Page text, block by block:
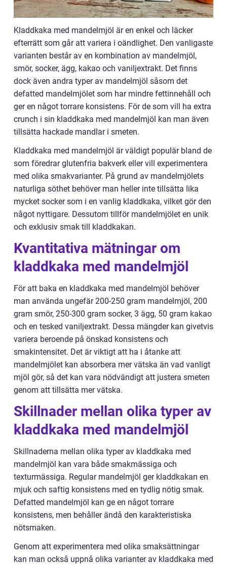
Kladdkaka med mandelmjöl är en enkel och läcker
efterrätt som går att variera i oändlighet. Den vanligaste
varianten består av en kombination av mandelmjöl,
smör, socker, ägg, kakao och vaniljextrakt. Det finns
dock även andra typer av mandelmjöl såsom det
defatted mandelmjölet som har mindre fettinnehåll och
ger en något torrare konsistens. För de som vill ha extra
crunch i sin kladdkaka med mandelmjöl kan man även
tillsätta hackade mandlar i smeten.
Kladdkaka med mandelmjöl är väldigt populär bland de
som föredrar glutenfria bakverk eller vill experimentera
med olika smakvarianter. På grund av mandelmjölets
naturliga söthet behöver man heller inte tillsätta lika
mycket socker som i en vanlig kladdkaka, vilket gör den
något nyttigare. Dessutom tillför mandelmjölet en unik
och exklusiv smak till kladdkakan.
Kvantitativa mätningar om
kladdkaka med mandelmjöl
För att baka en kladdkaka med mandelmjöl behöver
man använda ungefär 200-250 gram mandelmjöl, 200
gram smör, 250-300 gram socker, 3 ägg, 50 gram kakao
och en tesked vaniljextrakt. Dessa mängder kan givetvis
variera beroende på önskad konsistens och
smakintensitet. Det är viktigt att ha i åtanke att
mandelmjölet kan absorbera mer vätska än vad vanligt
mjöl gör, så det kan vara nödvändigt att justera smeten
genom att tillsätta mer vätska.
Skillnader mellan olika typer av
kladdkaka med mandelmjöl
Skillnaderna mellan olika typer av kladdkaka med
mandelmjöl kan vara både smakmässiga och
texturmässiga. Regular mandelmjöl ger kladdkakan en
mjuk och saftig konsistens med en tydlig nötig smak.
Defatted mandelmjöl kan ge en något torrare
konsistens, men behåller ändå den karakteristiska
nötsmaken.
Genom att experimentera med olika smaksättningar
kan man också uppnå olika varianter av kladdkaka med